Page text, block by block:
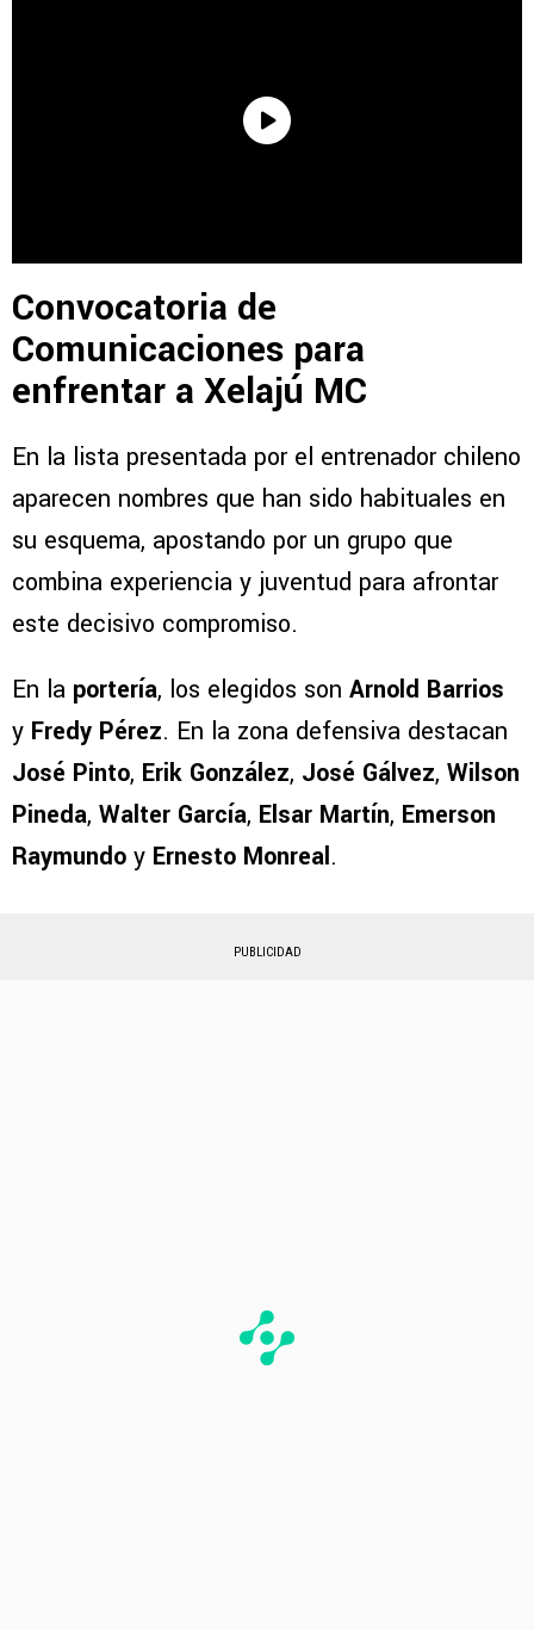
Convocatoria de
Comunicaciones para
enfrentar a Xelajú MC
En la lista presentada por el entrenador chileno
aparecen nombres que han sido habituales en
su esquema, apostando por un grupo que
combina experiencia y juventud para afrontar
este decisivo compromiso.
En la portería, los elegidos son Arnold Barrios
y Fredy Pérez. En la zona defensiva destacan
José Pinto, Erik González, José Gálvez, Wilson
Pineda, Walter García, Elsar Martín, Emerson
Raymundo y Ernesto Monreal.
PUBLICIDAD